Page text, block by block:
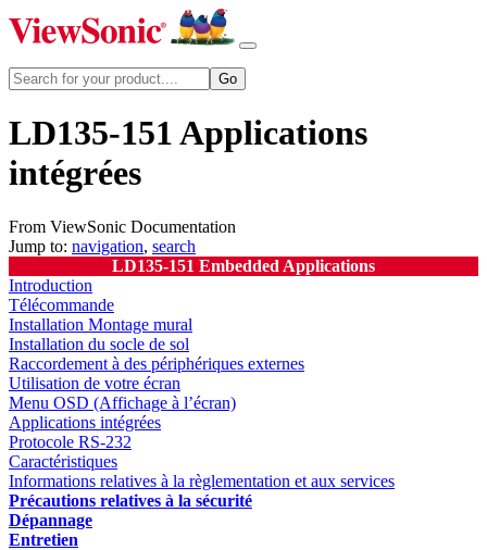
LD135-151 Applications
intégrées
From ViewSonic Documentation
Jump to: navigation, search
LD135-151 Embedded Applications
Introduction
Télécommande
Installation Montage mural
Installation du socle de sol
Raccordement à des périphériques externes
Utilisation de votre écran
Menu OSD (Affichage à l’écran)
Applications intégrées
Protocole RS-232
Caractéristiques
Informations relatives à la règlementation et aux services
Précautions relatives à la sécurité
Dépannage
Entretien